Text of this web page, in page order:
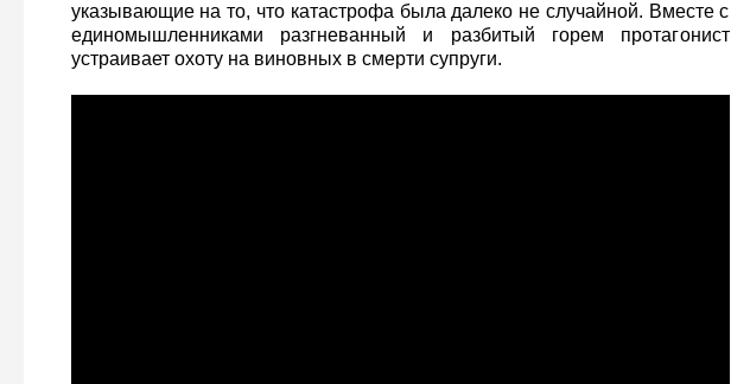
указывающие на то, что катастрофа была далеко не случайной. Вместе с
единомышленниками разгневанный и разбитый горем протагонист
устраивает охоту на виновных в смерти супруги.